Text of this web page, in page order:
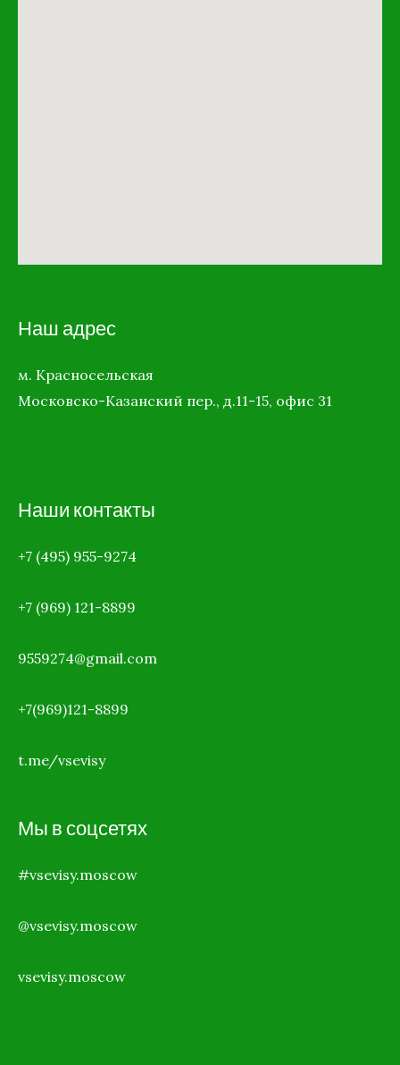
Наш адрес
м. Красносельская
Московско-Казанский пер., д.11-15, офис 31
Наши контакты
+7 (495) 955-9274
+7 (969) 121-8899
9559274@gmail.com
+7(969)121-8899
t.me/vsevisy
Мы в соцсетях
#vsevisy.moscow
@vsevisy.moscow
vsevisy.moscow